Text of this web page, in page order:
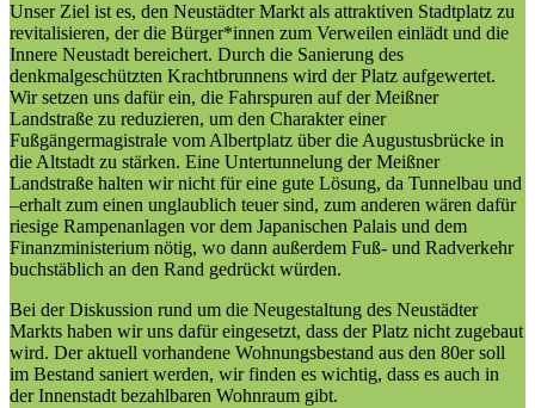
Unser Ziel ist es, den Neustädter Markt als attraktiven Stadtplatz zu
revitalisieren, der die Bürger*innen zum Verweilen einlädt und die
Innere Neustadt bereichert. Durch die Sanierung des
denkmalgeschützten Krachtbrunnens wird der Platz aufgewertet.
Wir setzen uns dafür ein, die Fahrspuren auf der Meißner
Landstraße zu reduzieren, um den Charakter einer
Fußgängermagistrale vom Albertplatz über die Augustusbrücke in
die Altstadt zu stärken. Eine Untertunnelung der Meißner
Landstraße halten wir nicht für eine gute Lösung, da Tunnelbau und
–erhalt zum einen unglaublich teuer sind, zum anderen wären dafür
riesige Rampenanlagen vor dem Japanischen Palais und dem
Finanzministerium nötig, wo dann außerdem Fuß- und Radverkehr
buchstäblich an den Rand gedrückt würden.
Bei der Diskussion rund um die Neugestaltung des Neustädter
Markts haben wir uns dafür eingesetzt, dass der Platz nicht zugebaut
wird. Der aktuell vorhandene Wohnungsbestand aus den 80er soll
im Bestand saniert werden, wir finden es wichtig, dass es auch in
der Innenstadt bezahlbaren Wohnraum gibt.